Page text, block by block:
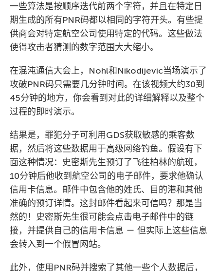
一些算法是按顺序迭代前两个字符，并且在特定日
期生成的所有PNR码都以相同的字符开头。有些提
供商会对特定航空公司使用特定的代码。这些做法
使得攻击者猜测的数字范围大大缩小。
在混沌通信大会上，Nohl和Nikodijevic当场演示了
攻破PNR码只需要几分钟时间。在该视频大约30到
45分钟的地方，你会看到对此的详细解释以及整个
过程的即时演示。
结果是，罪犯分子可利用GDS获取敏感的乘客数
据，然后将这些数据用于高级网络钓鱼。假设有下
面这种情况：史密斯先生预订了飞往柏林的航班，
10分钟后他收到航空公司的电子邮件，要求他确认
信用卡信息。邮件中包含他的姓氏、目的港和其他
准确的预订详情。这封邮件看起来可信吗？那是当
然的！史密斯先生很可能会点击电子邮件中的链
接，并提供自己的信用卡信息 － 但实际上这些信息
会转入到一个假冒网站。
此外，使用PNR码并搜索了其他一些个人数据后，